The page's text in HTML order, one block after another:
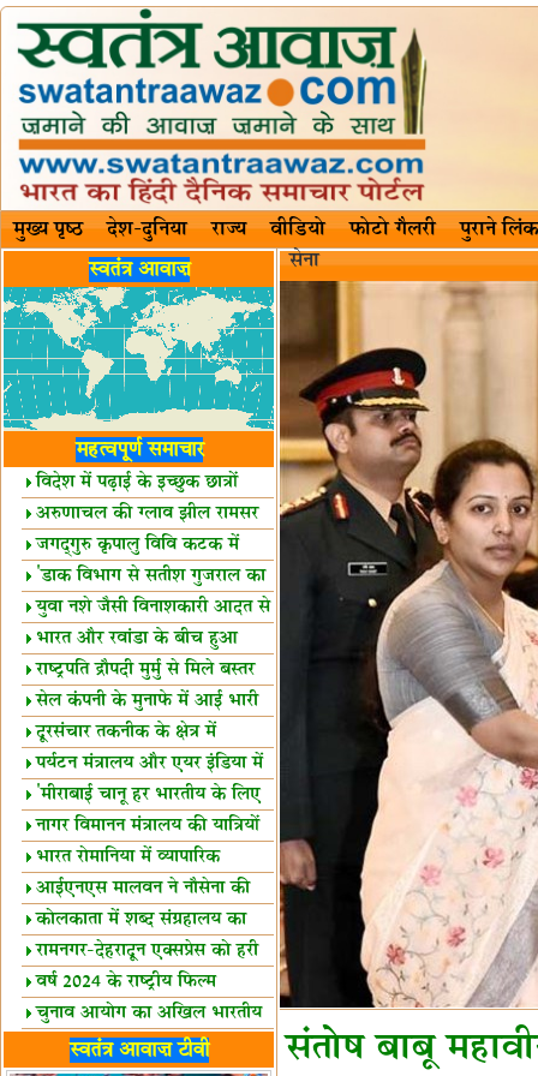
मुख्य पृष्ठ देश-दुनिया राज्य वीडियो फोटो गैलरी पुराने लिंक
स्वतंत्र आवाज़
महत्वपूर्ण समाचार
विदेश में पढ़ाई के इच्छुक छात्रों
केलिए खुशखबरी!
अरुणाचल की ग्लाव झील रामसर
स्थल घोषित
जगद्गुरु कृपालु विवि कटक में
शैक्षिक सत्र शुरू
'डाक विभाग से सतीश गुजराल का
रिश्ता गहरा'
युवा नशे जैसी विनाशकारी आदत से
दूर रहें-मोदी
भारत और रवांडा के बीच हुआ
व्यापार विस्तार
राष्ट्रपति द्रौपदी मुर्मु से मिले बस्तर
के प्रतिनिधि
सेल कंपनी के मुनाफे में आई भारी
उछाल!
दूरसंचार तकनीक के क्षेत्र में
उत्कृष्टता पुरस्कार
पर्यटन मंत्रालय और एयर इंडिया में
समझौता
'मीराबाई चानू हर भारतीय के लिए
प्रेरणा'
नागर विमानन मंत्रालय की यात्रियों
को सलाह
भारत रोमानिया में व्यापारिक
साझेदारियां
आईएनएस मालवन ने नौसेना की
ताकत बढ़ाई
कोलकाता में शब्द संग्रहालय का
उद्घाटन
रामनगर-देहरादून एक्सप्रेस को हरी
झंडीवर्ष 2024 के राष्ट्रीय फिल्म
पुरस्कारों की घोषणा
चुनाव आयोग का अखिल भारतीय
मीडिया सम्मेलन
भारत में केवड़े का अस्तित्‍व 24
स्वतंत्र आवाज़ टीवी
सेना
संतोष बाबू